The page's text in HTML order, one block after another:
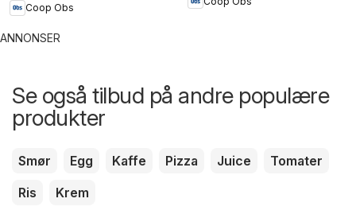
Coop Obs
ANNONSER
Se også tilbud på andre populære
produkter
Smør Egg Kaffe Pizza Juice
Tomater
Ris
Krem